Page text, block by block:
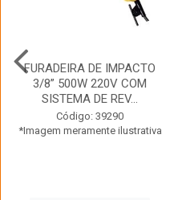
FURADEIRA DE IMPACTO
3/8” 500W 220V COM
SISTEMA DE REV...
Código: 39290
*Imagem meramente ilustrativa